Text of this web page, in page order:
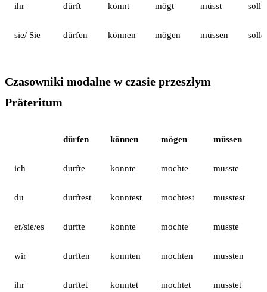
ihr dürft könnt mögt müsst sollt
sie/ Sie dürfen können mögen müssen
Czasowniki modalne w czasie przeszłym
Präteritum
dürfen können mögen müssen
ich durfte konnte mochte musste
du durftest konntest mochtest musstest
er/sie/es durfte konnte mochte musste
wir durften konnten mochten mussten
ihr durftet konntet mochtet musstet